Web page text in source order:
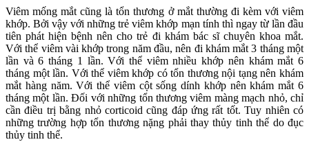
Viêm mống mắt cũng là tổn thương ở mắt thường đi kèm với viêm
khớp. Bởi vậy với những trẻ viêm khớp mạn tính thì ngay từ lần đầu
tiên phát hiện bệnh nên cho trẻ đi khám bác sĩ chuyên khoa mắt.
Với thể viêm vài khớp trong năm đầu, nên đi khám mắt 3 tháng một
lần và 6 tháng 1 lần. Với thể viêm nhiều khớp nên khám mắt 6
tháng một lần. Với thể viêm khớp có tổn thương nội tạng nên khám
mắt hàng năm. Với thể viêm cột sống dính khớp nên khám mắt 6
tháng một lần. Đối với những tổn thương viêm màng mạch nhỏ, chỉ
cần điều trị bằng nhỏ corticoid cũng đáp ứng rất tốt. Tuy nhiên có
những trường hợp tổn thương nặng phải thay thủy tinh thể do đục
thủy tinh thể.